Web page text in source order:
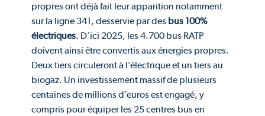
propres ont déjà fait leur apparition notamment
sur la ligne 341, desservie par desbus 100%
électriques. D’ici 2025, les 4.700 bus RATP
doivent ainsi être convertis aux énergies propres.
Deux tiers circuleront à l’électrique et un tiers au
biogaz. Un investissement massif de plusieurs
centaines de millions d’euros est engagé, y
compris pour équiper les 25 centres bus en